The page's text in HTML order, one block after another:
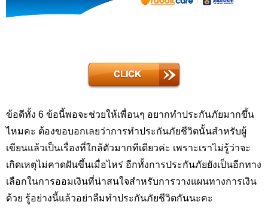
ข้อดีทั้ง 6 ข้อนี้พอจะช่วยให้เพื่อนๆ อยากทำประกันภัยมากขึ้น
ไหมคะ ต้องขอบอกเลยว่าการทำประกันภัยชีวิตนั้นสำหรับผู้
เขียนแล้วเป็นเรื่องที่ใกล้ตัวมากทีเดียวค่ะ เพราะเราไม่รู้ว่าจะ
เกิดเหตุไม่คาดฝันขึ้นเมื่อไหร่ อีกทั้งการประกันภัยยังเป็นอีกทาง
เลือกในการออมเงินที่น่าสนใจสำหรับการวางแผนทางการเงิน
ด้วย รู้อย่างนี้แล้วอย่าลืมทำประกันภัยชีวิตกันนะคะ